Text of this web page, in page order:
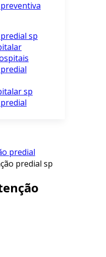
sp
sp
predial
predial sp